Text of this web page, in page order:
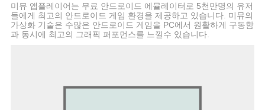
고객을 만족시키려면 제대로 된 팀이 있어야 합니
다. 열심히 일하여 기대에 부응하는 사장이 되고 이
발소 운영에 필요한 최고의 직원을 찾으세요. 탄탄
게 플레이할 수 있는 캐주얼 게임 Idle Barber Shop
미뮤 앱플레이어는 무료 안드로이드 에뮬레이터로 5천만명의 유저
들에게 최고의 안드로이드 게임 환경을 제공하고 있습니다. 미뮤의
가상화 기술은 수많은 안드로이드 게임을 PC에서 원활하게 구동함
과 동시에 최고의 그래픽 퍼포먼스를 느낄수 있습니다.